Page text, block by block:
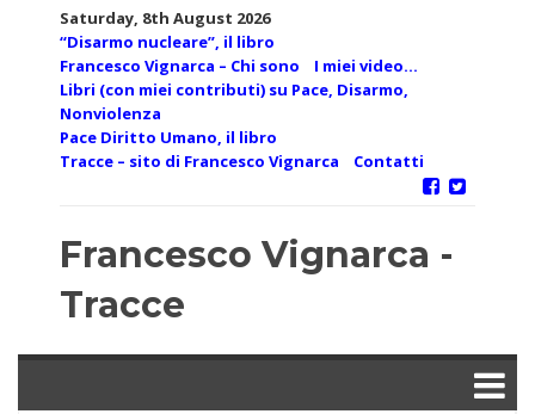
Saturday, 8th August 2026
“Disarmo nucleare”, il libro
Francesco Vignarca – Chi sono
I miei video…
Libri (con miei contributi) su Pace, Disarmo,
Nonviolenza
Pace Diritto Umano, il libro
Tracce – sito di Francesco Vignarca
Contatti
Francesco Vignarca -
Tracce